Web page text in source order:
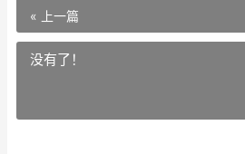
« 上一篇
没有了！